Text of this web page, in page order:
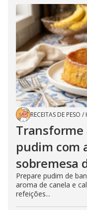
RECEITAS DE PESO /
Transforme
pudim com
sobremesa
Prepare pudim de
aroma de canela e
refeições...